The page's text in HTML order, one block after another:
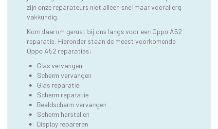
zijn onze reparateurs niet alleen snel maar vooral erg
vakkundig.
Kom daarom gerust bij ons langs voor een Oppo A52
reparatie. Hieronder staan de meest voorkomende
Oppo A52 reparaties:
Glas vervangen
Scherm vervangen
Glas reparatie
Scherm reparatie
Beeldscherm vervangen
Scherm herstellen
Display repareren